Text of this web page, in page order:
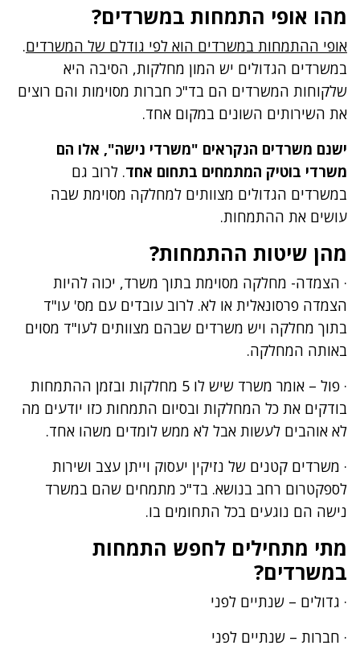
מהו אופי התמחות במשרדים?
אופי ההתמחות במשרדים הוא לפי גודלם של המשרדים.
במשרדים הגדולים יש המון מחלקות, הסיבה היא
שלקוחות המשרדים הם בד"כ חברות מסוימות והם רוצים
את השירותים השונים במקום אחד.
ישנם משרדים הנקראים "משרדי נישה", אלו הם
משרדי בוטיק המתמחים בתחום אחד. לרוב גם
במשרדים הגדולים מצוותים למחלקה מסוימת שבה
עושים את ההתמחות.
מהן שיטות ההתמחות?
· הצמדה- מחלקה מסוימת בתוך משרד, יכוה להיות
הצמדה פרסונאלית או לא. לרוב עובדים עם מס' עו"ד
בתוך מחלקה ויש משרדים שבהם מצוותים לעו"ד מסוים
באותה המחלקה.
· פול – אומר משרד שיש לו 5 מחלקות ובזמן ההתמחות
בודקים את כל המחלקות ובסיום התמחות כזו יודעים מה
לא אוהבים לעשות אבל לא ממש לומדים משהו אחד.
· משרדים קטנים של נזיקין יעסוק וייתן עצב ושירות
לספקטרום רחב בנושא. בד"כ מתמחים שהם במשרד
נישה הם נוגעים בכל התחומים בו.
מתי מתחילים לחפש התמחות
במשרדים?
· גדולים – שנתיים לפני
· חברות – שנתיים לפני